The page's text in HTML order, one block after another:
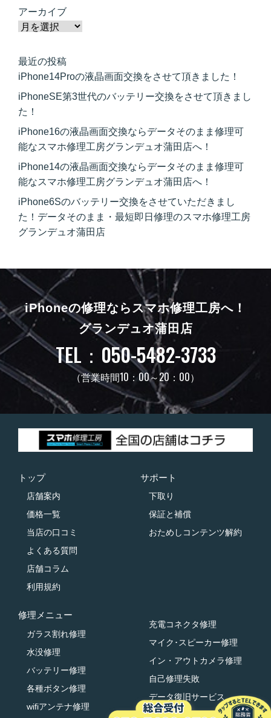
アーカイブ
最近の投稿
iPhone14Proの液晶画面交換をさせて頂きました！
iPhoneSE第3世代のバッテリー交換をさせて頂きまし
た！
iPhone16の液晶画面交換ならデータそのまま修理可
能なスマホ修理工房グランデュオ蒲田店へ！
iPhone14の液晶画面交換ならデータそのまま修理可
能なスマホ修理工房グランデュオ蒲田店へ！
iPhone6Sのバッテリー交換をさせていただきまし
た！データそのまま・最短即日修理のスマホ修理工房
グランデュオ蒲田店
iPhoneの修理ならスマホ修理工房へ！
グランデュオ蒲田店
TEL：050-5482-3733
（営業時間10：00～20：00）
トップ
店舗案内
価格一覧
当店の口コミ
よくある質問
店舗コラム
利用規約
サポート
下取り
保証と補償
おためしコンテンツ解約
修理メニュー
ガラス割れ修理
水没修理
バッテリー修理
各種ボタン修理
wifiアンテナ修理
充電コネクタ修理
マイク･スピーカー修理
イン・アウトカメラ修理
自己修理失敗
データ復旧サービス